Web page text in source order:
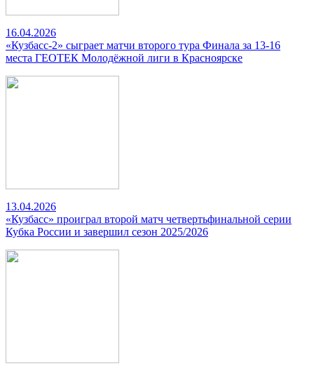
16.04.2026
«Кузбасс-2» сыграет матчи второго тура Финала за 13-16
места ГЕОТЕК Молодёжной лиги в Красноярске
13.04.2026
«Кузбасс» проиграл второй матч четвертьфинальной серии
Кубка России и завершил сезон 2025/2026